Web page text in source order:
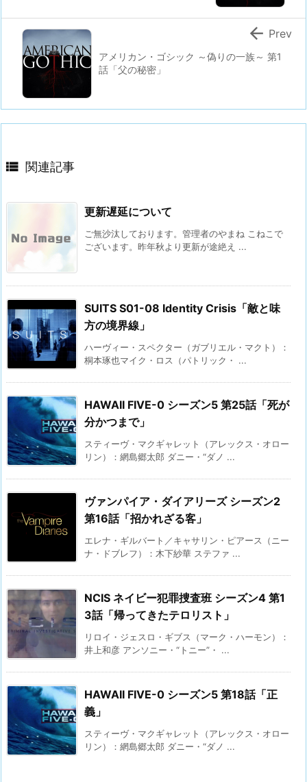
アメリカン・ゴシック ～偽りの一族～ 第1
話「父の秘密」
 Prev
 関連記事
更新遅延について
ご無沙汰しております。管理者のやまね こねこで
ございます。昨年秋より更新が途絶え ...
SUITS S01-08 Identity Crisis「敵と味
方の境界線」
ハーヴィー・スペクター（ガブリエル・マクト）：
桐本琢也マイク・ロス（パトリック・ ...
HAWAII FIVE-0 シーズン5 第25話「死が
分かつまで」
スティーヴ・マクギャレット（アレックス・オロー
リン）：網島郷太郎 ダニー・“ダノ ...
ヴァンパイア・ダイアリーズ シーズン2
第16話「招かれざる客」
エレナ・ギルバート／キャサリン・ピアース（ニー
ナ・ドブレフ）：木下紗華 ステファ ...
NCIS ネイビー犯罪捜査班 シーズン4 第1
3話「帰ってきたテロリスト」
リロイ・ジェスロ・ギブス（マーク・ハーモン）：
井上和彦 アンソニー・“トニー”・ ...
HAWAII FIVE-0 シーズン5 第18話「正
義」
スティーヴ・マクギャレット（アレックス・オロー
リン）：網島郷太郎 ダニー・“ダノ ...